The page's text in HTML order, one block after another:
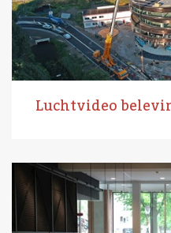
Luchtvideo